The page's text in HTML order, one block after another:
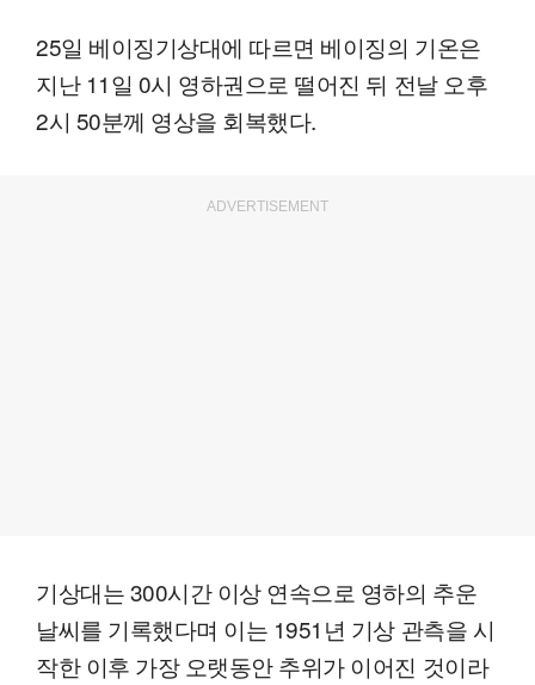
25일 베이징기상대에 따르면 베이징의 기온은
지난 11일 0시 영하권으로 떨어진 뒤 전날 오후
2시 50분께 영상을 회복했다.
ADVERTISEMENT
기상대는 300시간 이상 연속으로 영하의 추운
날씨를 기록했다며 이는 1951년 기상 관측을 시
작한 이후 가장 오랫동안 추위가 이어진 것이라